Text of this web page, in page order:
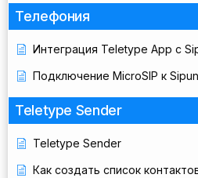
Телефония
Интеграция Teletype App с
Подключение MicroSIP к
Teletype Sender
Teletype Sender
Как создать список